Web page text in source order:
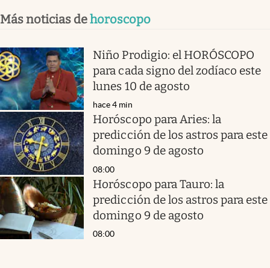
Más noticias dehoroscopo
Niño Prodigio: el HORÓSCOPO
para cada signo del zodíaco este
lunes 10 de agosto
hace 4 min
Horóscopo para Aries: la
predicción de los astros para este
domingo 9 de agosto
08:00
Horóscopo para Tauro: la
predicción de los astros para este
domingo 9 de agosto
08:00